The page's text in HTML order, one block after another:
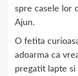
spre casele lor
Ajun.
O fetita
adoarma ca
pregatit lapte